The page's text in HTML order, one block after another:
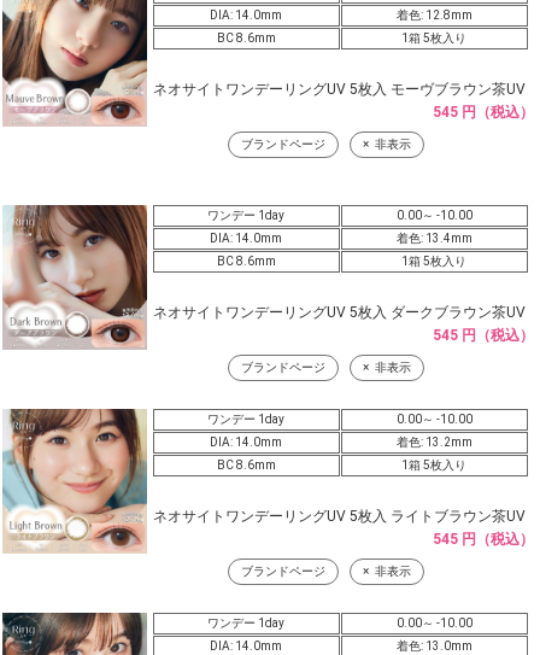
DIA: 14.0mm
着色: 12.8mm
BC 8.6mm
1箱 5枚入り
ネオサイトワンデーリングUV 5枚入 モーヴブラウン茶UV
545 円（税込）
ブランドページ 非表示
ワンデー 1day
0.00～ -10.00
DIA: 14.0mm
着色: 13.4mm
BC 8.6mm
1箱 5枚入り
ネオサイトワンデーリングUV 5枚入 ダークブラウン茶UV
545 円（税込）
ブランドページ 非表示
ワンデー 1day
0.00～ -10.00
DIA: 14.0mm
着色: 13.2mm
BC 8.6mm
1箱 5枚入り
ネオサイトワンデーリングUV 5枚入 ライトブラウン茶UV
545 円（税込）
ブランドページ 非表示
ワンデー 1day
0.00～ -10.00
DIA: 14.0mm
着色: 13.0mm